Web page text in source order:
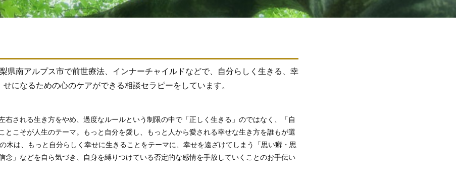
県南アルプス市で前世療法、インナーチャイルドなどで、自分らしく生きる、幸
せになるための心のケアができる相談セラピーをしています。
右される生き方をやめ、過度なルールという制限の中で「正しく生きる」のではなく、「自
とこそが人生のテーマ。もっと自分を愛し、もっと人から愛される幸せな生き方を誰もが選
木は、もっと自分らしく幸せに生きることをテーマに、幸せを遠ざけてしまう「思い癖・思
念」などを自ら気づき、自身を縛りつけている否定的な感情を手放していくことのお手伝い